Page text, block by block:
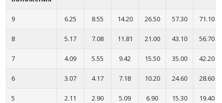
9 6.25 8.55 14.20 26.50 57.30 71.10
8 5.17 7.08 11.81 21.00 43.10 56.70
7 4.09 5.55 9.42 15.50 35.00 42.20
6 3.07 4.17 7.18 10.20 24.60 28.60
5 2.11 2.90 5.09 6.90 15.30 19.40